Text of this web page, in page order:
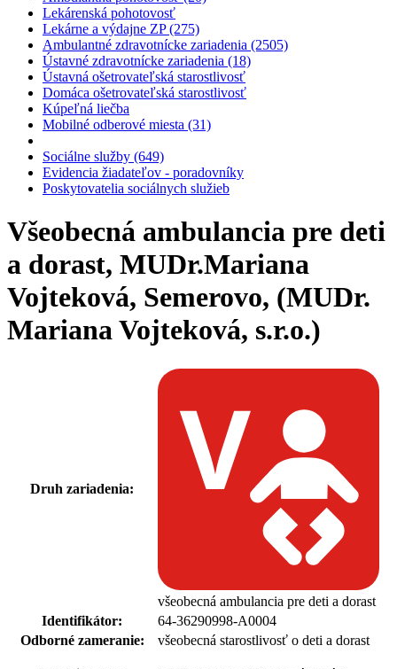
Lekárenská pohotovosť
Lekárne a výdajne ZP (275)
Ambulantné zdravotnícke zariadenia (2505)
Ústavné zdravotnícke zariadenia (18)
Ústavná ošetrovateľská starostlivosť
Domáca ošetrovateľská starostlivosť
Kúpeľná liečba
Mobilné odberové miesta (31)
Sociálne služby (649)
Evidencia žiadateľov - poradovníky
Poskytovatelia sociálnych služieb
Všeobecná ambulancia pre deti
a dorast, MUDr.Mariana
Vojteková, Semerovo, (MUDr.
Mariana Vojteková, s.r.o.)
Druh zariadenia:
všeobecná ambulancia pre deti a dorast
Identifikátor:
64-36290998-A0004
Odborné zameranie:
všeobecná starostlivosť o deti a dorast